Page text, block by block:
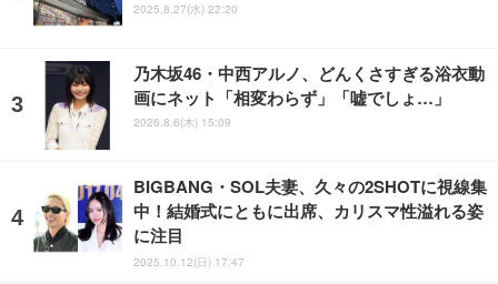
2025.8.27(水) 22:20
乃木坂46・中西アルノ、どんくさすぎる浴衣動
画にネット「相変わらず」「嘘でしょ…」
2026.8.6(木) 15:09
BIGBANG・SOL夫妻、久々の2SHOTに視線集
中！結婚式にともに出席、カリスマ性溢れる姿
に注目
2025.10.12(日) 17:47